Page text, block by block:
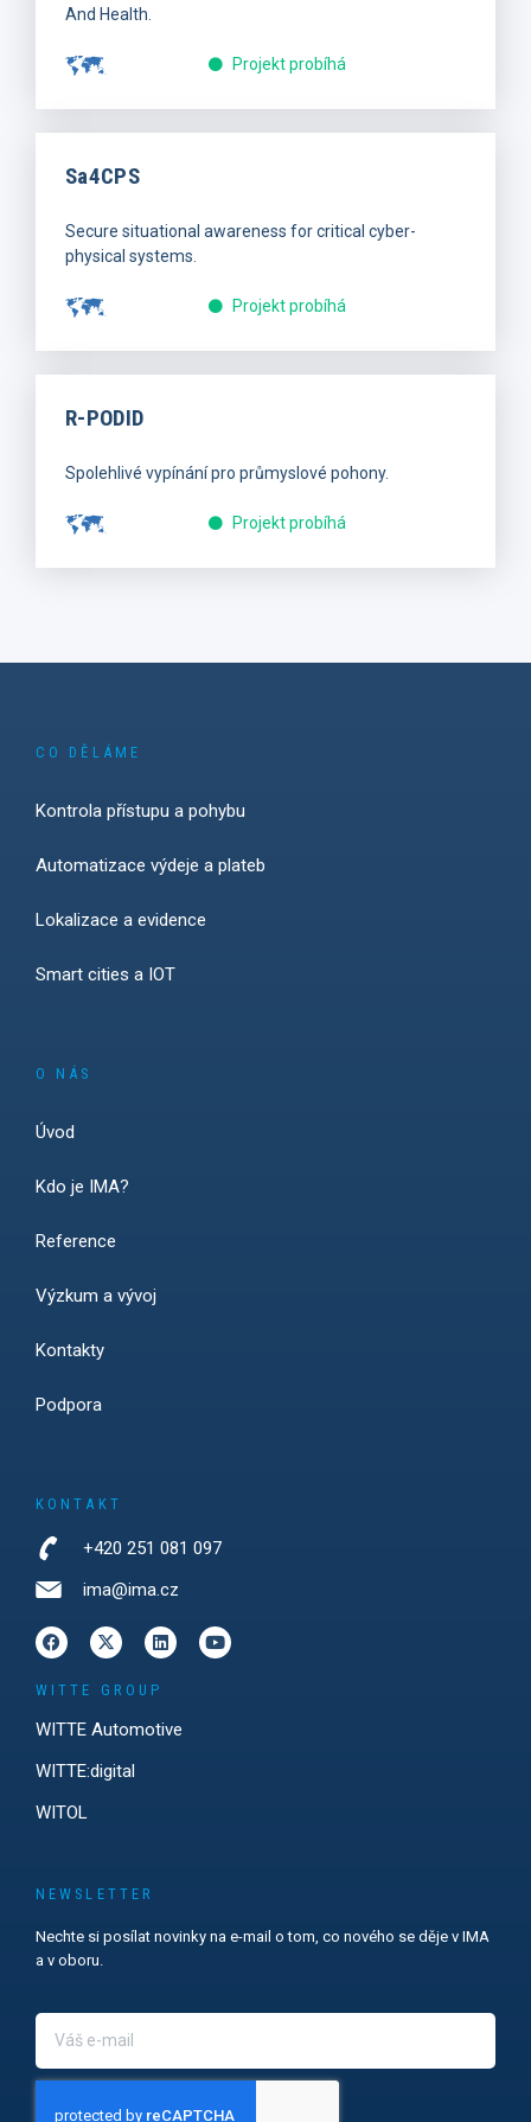
And Health.
Projekt probíhá
Sa4CPS
Secure situational awareness for critical cyber-
physical systems.
Projekt probíhá
R-PODID
Spolehlivé vypínání pro průmyslové pohony.
Projekt probíhá
CO DĚLÁME
Kontrola přístupu a pohybu
Automatizace výdeje a plateb
Lokalizace a evidence
Smart cities a IOT
O NÁS
Úvod
Kdo je IMA?
Reference
Výzkum a vývoj
Kontakty
Podpora
KONTAKT
+420 251 081 097
ima@ima.cz
WITTE GROUP
WITTE Automotive
WITTE:digital
WITOL
NEWSLETTER
Nechte si posílat novinky na e-mail o tom, co nového se děje v IMA
a v oboru.